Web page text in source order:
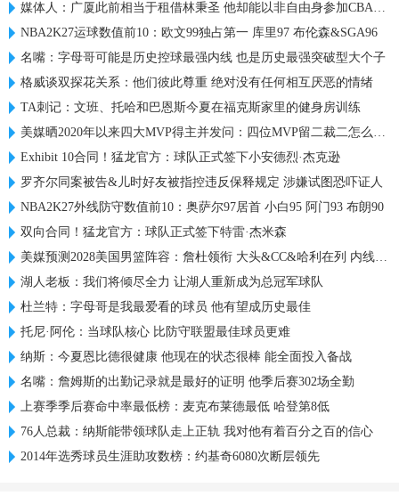
媒体人：广厦此前相当于租借林秉圣 他却能以非自由身参加CBA选秀
NBA2K27运球数值前10：欧文99独占第一 库里97 布伦森&SGA96
名嘴：字母哥可能是历史控球最强内线 也是历史最强突破型大个子
格威谈双探花关系：他们彼此尊重 绝对没有任何相互厌恶的情绪
TA刺记：文班、托哈和巴恩斯今夏在福克斯家里的健身房训练
美媒晒2020年以来四大MVP得主并发问：四位MVP留二裁二怎么选？
Exhibit 10合同！猛龙官方：球队正式签下小安德烈·杰克逊
罗齐尔同案被告&儿时好友被指控违反保释规定 涉嫌试图恐吓证人
NBA2K27外线防守数值前10：奥萨尔97居首 小白95 阿门93 布朗90
双向合同！猛龙官方：球队正式签下特雷·杰米森
美媒预测2028美国男篮阵容：詹杜领衔 大头&CC&哈利在列 内线热巴
湖人老板：我们将倾尽全力 让湖人重新成为总冠军球队
杜兰特：字母哥是我最爱看的球员 他有望成历史最佳
托尼·阿伦：当球队核心 比防守联盟最佳球员更难
纳斯：今夏恩比德很健康 他现在的状态很棒 能全面投入备战
名嘴：詹姆斯的出勤记录就是最好的证明 他季后赛302场全勤
上赛季季后赛命中率最低榜：麦克布莱德最低 哈登第8低
76人总裁：纳斯能带领球队走上正轨 我对他有着百分之百的信心
2014年选秀球员生涯助攻数榜：约基奇6080次断层领先